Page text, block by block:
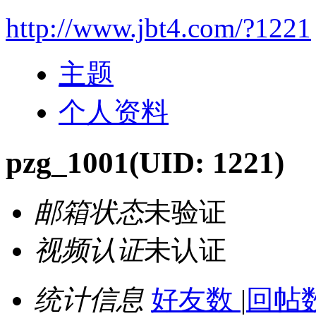
http://www.jbt4.com/?1221
主题
个人资料
pzg_1001(UID: 1221)
邮箱状态未验证
视频认证未认证
统计信息 好友数 | 回帖